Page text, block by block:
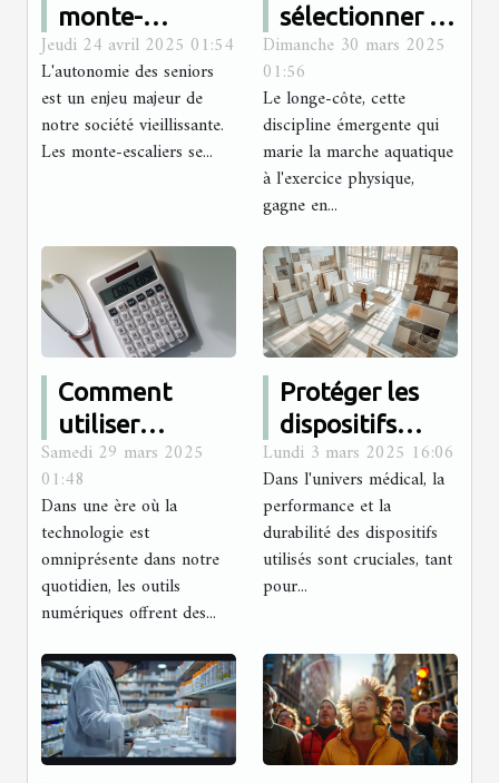
monte-
escaliers
améliorent
l'autonomie
des seniors
Jeudi 24 avril 2025 01:54
L'autonomie des seniors
est un enjeu majeur de
notre société vieillissante.
Les monte-escaliers se...
sélectionner la
meilleure
combinaison
pour le longe-
côte
Dimanche 30 mars 2025
01:56
Le longe-côte, cette
discipline émergente qui
marie la marche aquatique
à l'exercice physique,
gagne en...
Comment
utiliser
efficacement
les
calculatrices
en ligne pour
surveiller votre
santé
Samedi 29 mars 2025
01:48
Dans une ère où la
technologie est
omniprésente dans notre
quotidien, les outils
numériques offrent des...
Protéger les
dispositifs
médicaux :
comment
choisir le bon
revêtement
anticorrosion ?
Lundi 3 mars 2025 16:06
Dans l'univers médical, la
performance et la
durabilité des dispositifs
utilisés sont cruciales, tant
pour...